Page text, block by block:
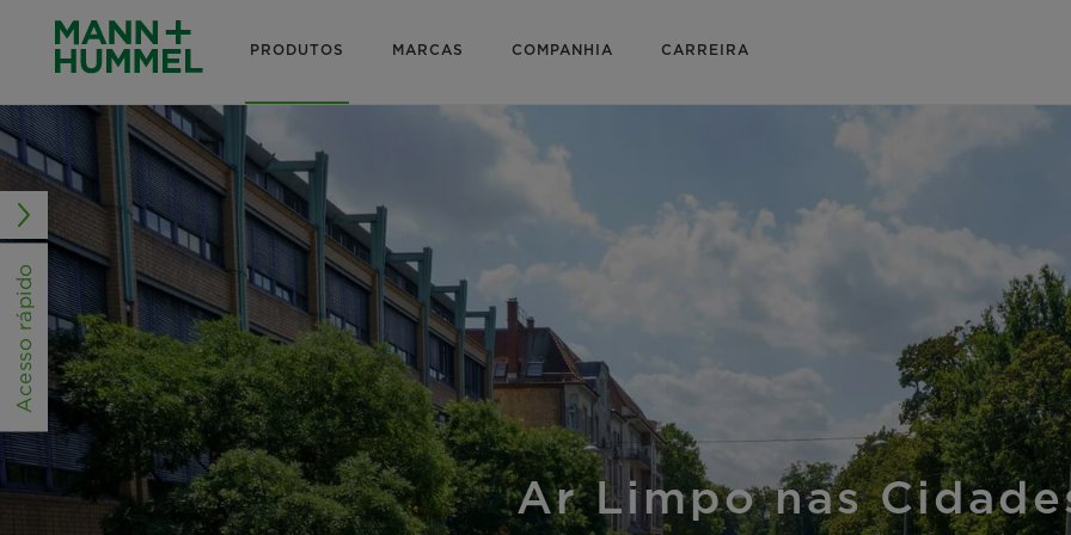
PRODUTOS MARCAS COMPANHIA CARREIRA
Ar Limpo nas
Acesso rápido